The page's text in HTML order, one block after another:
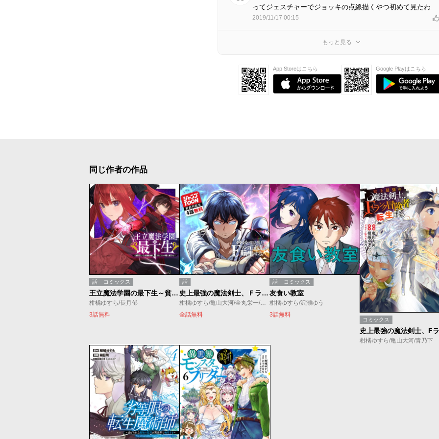
ってジェスチャーでジョッキの点線描くやつ初めて見たわ
2019/11/17 00:15
もっと見る
App Storeはこちら Google Playはこちら
同じ作者の作品
話 コミックス
王立魔法学園の最下生～貧困街上がりの最強魔法師、貴族だらけの学園で無双する～
柑橘ゆすら/長月郁
3話無料
話
史上最強の魔法剣士、Ｆランク冒険者に転生する タテマンガ版／ジャンプTOON新創刊記念出張掲載
全話無料
話 コミックス
友食い教室
柑橘ゆすら/沢瀬ゆう
3話無料
コミックス
柑橘ゆすら/亀山大河/青乃下